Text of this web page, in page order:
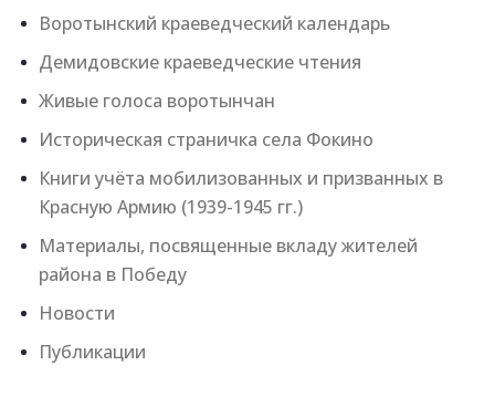
Воротынский краеведческий календарь
Демидовские краеведческие чтения
Живые голоса воротынчан
Историческая страничка села Фокино
Книги учёта мобилизованных и призванных в
Красную Армию (1939-1945 гг.)
Материалы, посвященные вкладу жителей
района в Победу
Новости
Публикации